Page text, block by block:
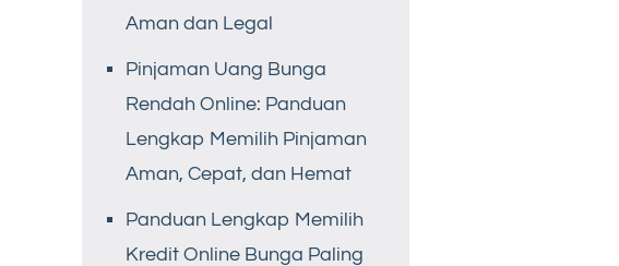
Aman dan Legal
Pinjaman Uang Bunga
Rendah Online: Panduan
Lengkap Memilih Pinjaman
Aman, Cepat, dan Hemat
Panduan Lengkap Memilih
Kredit Online Bunga Paling